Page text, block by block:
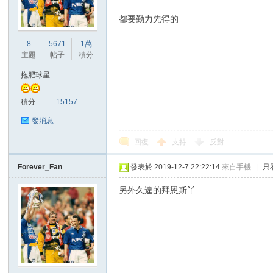
愛
8
主題
5671
帖子
1萬
積分
拖肥球星
積分 15157
發消息
都要勤力先得的
回復 支持 反對
Forever_Fan 發表於 2019-12-7 22:22:14 來自手機 只
另外久違的拜恩斯丫